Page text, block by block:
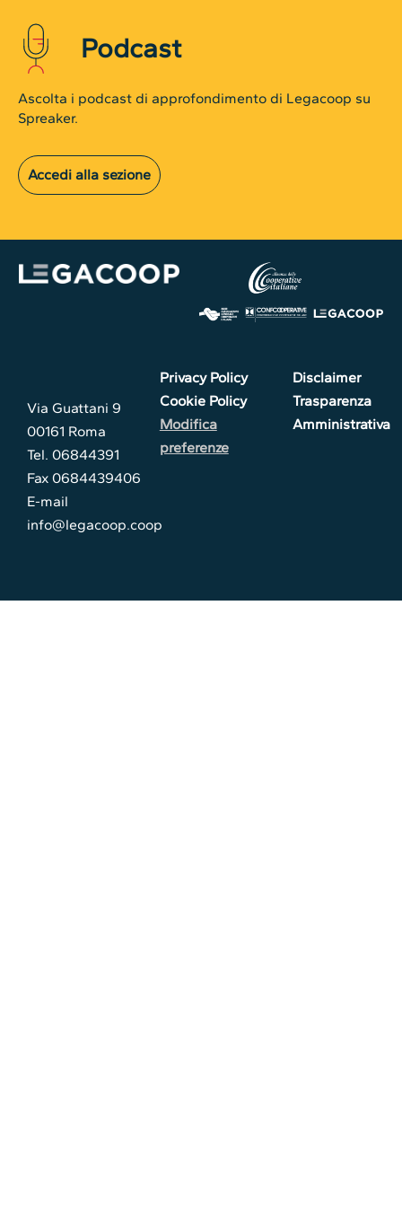
Podcast
Ascolta i podcast di approfondimento di Legacoop su
Spreaker.
Accedi alla sezione
Via Guattani 9
00161 Roma
Tel. 06844391
Fax 0684439406
E-mail
info@legacoop.coop
Privacy Policy
Cookie Policy
Modifica
preferenze
Disclaimer
Trasparenza
Amministrativa